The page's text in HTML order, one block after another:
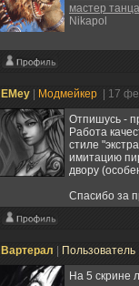
мастер
Nikapol
EMey Модмейкер
| 17
Отпишусь -
Работа
стиле
имитацию
двору
Спасибо за
Вартерал Пользователь
На 5 скрине